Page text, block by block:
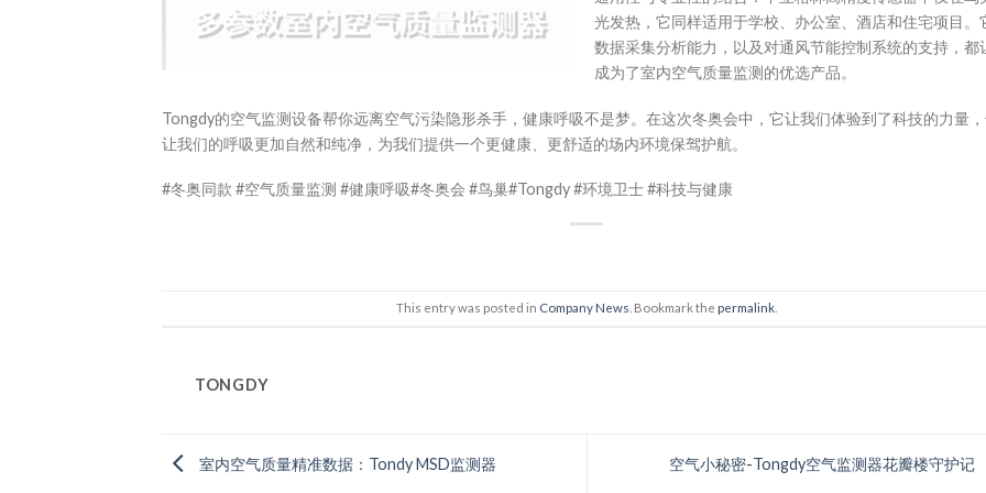
光发热，它同样适用于学校、办公室、酒店和住宅项目。
数据采集分析能力，以及对通风节能控制系统的支持，都
成为了室内空气质量监测的优选产品。
Tongdy的空气监测设备帮你远离空气污染隐形杀手，健康呼吸不是梦。在这次冬奥会中，它让我们体验到了科技的力量
让我们的呼吸更加自然和纯净，为我们提供一个更健康、更舒适的场内环境保驾护航。
#冬奥同款 #空气质量监测 #健康呼吸#冬奥会 #鸟巢#Tongdy#环境卫士 #科技与健康
This entry was posted in Company News . Bookmark thepermalink
TONGDY
室内空气质量精准数据：Tondy MSD监测器 空气小秘密-Tongdy空气监测器花瓣楼守护记